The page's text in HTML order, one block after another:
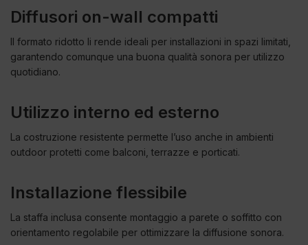
Diffusori on-wall compatti
Il formato ridotto li rende ideali per installazioni in spazi limitati,
garantendo comunque una buona qualità sonora per utilizzo
quotidiano.
Utilizzo interno ed esterno
La costruzione resistente permette l’uso anche in ambienti
outdoor protetti come balconi, terrazze e porticati.
Installazione flessibile
La staffa inclusa consente montaggio a parete o soffitto con
orientamento regolabile per ottimizzare la diffusione sonora.